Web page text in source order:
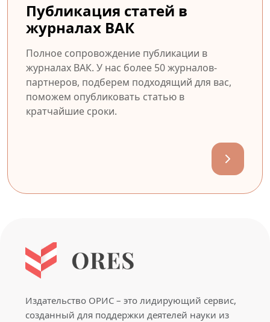
Публикация статей в
журналах ВАК
Полное сопровождение публикации в
журналах ВАК. У нас более 50 журналов-
партнеров, подберем подходящий для вас,
поможем опубликовать статью в
кратчайшие сроки.
Издательство ОРИС – это лидирующий сервис,
созданный для поддержки деятелей науки из